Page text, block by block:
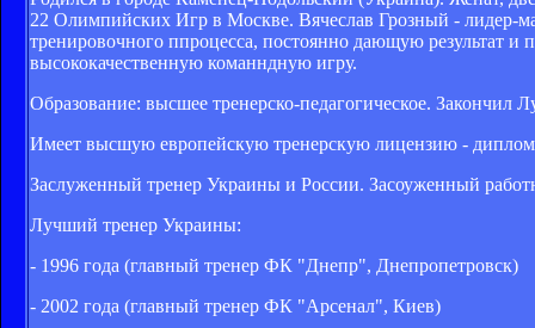
22 Олимпийских Игр в Москве. Вячеслав Грозный - лидер-
тренировочного ппроцесса, постоянно дающую результат
высококачественную команндную игру.
Образование: высшее тренерско-педагогическое.
Имеет высшую европейскую тренерскую лицензию -
Заслуженный тренер Украины и России. Засоуженный
Лучший тренер Украины:
- 1996 года (главный тренер ФК "Днепр", Днепропетровск)
- 2002 года (главный тренер ФК "Арсенал", Киев)